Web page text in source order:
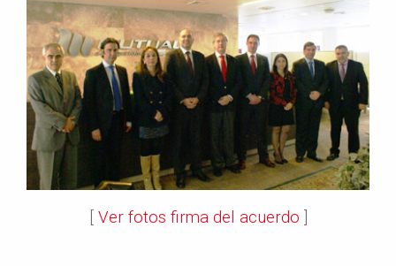
Ver fotos firma del acuerdo